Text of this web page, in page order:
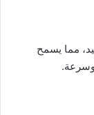
مما يسمح